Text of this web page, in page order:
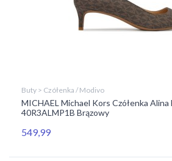
Buty > Czółenka / Modivo
MICHAEL Michael Kors Czółenka
40R3ALMP1B Brązowy
549,99